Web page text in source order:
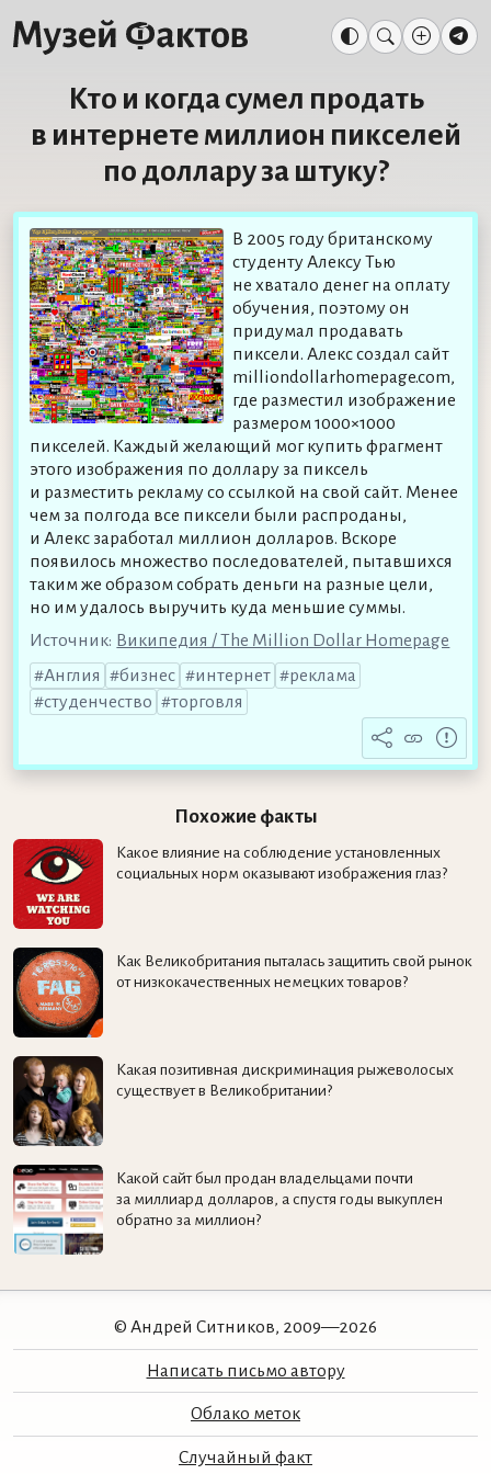
Кто и когда сумел продать
в интернете миллион пикселей
по доллару за штуку?
В 2005 году британскому
студенту Алексу Тью
не хватало денег на оплату
обучения, поэтому он
придумал продавать
пиксели. Алекс создал сайт
milliondollarhomepage.com,
где разместил изображение
размером 1000×1000
пикселей. Каждый желающий мог купить фрагмент
этого изображения по доллару за пиксель
и разместить рекламу со ссылкой на свой сайт. Менее
чем за полгода все пиксели были распроданы,
и Алекс заработал миллион долларов. Вскоре
появилось множество последователей, пытавшихся
таким же образом собрать деньги на разные цели,
но им удалось выручить куда меньшие суммы.
Источник: Википедия / The Million Dollar Homepage
Англия
бизнес интернет
реклама
студенчество
торговля
Похожие факты
Какое влияние на соблюдение установленных
социальных норм оказывают изображения глаз?
Как Великобритания пыталась защитить свой рынок
от низкокачественных немецких товаров?
Какая позитивная дискриминация рыжеволосых
существует в Великобритании?
Какой сайт был продан владельцами почти
за миллиард долларов, а спустя годы выкуплен
обратно за миллион?
© Андрей Ситников, 2009—2026
Написать письмо автору
Облако меток
Случайный факт